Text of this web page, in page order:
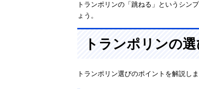
トランポリンの「跳ねる」というシン
ょう。
トランポリンの
トランポリン選びのポイントを解説し